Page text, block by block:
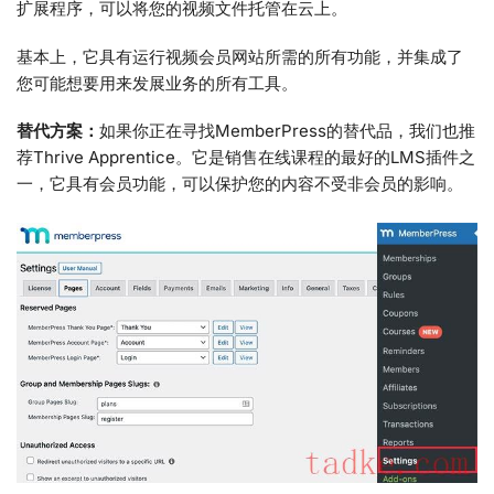
扩展程序，可以将您的视频文件托管在云上。
基本上，它具有运行视频会员网站所需的所有功能，并集成了
您可能想要用来发展业务的所有工具。
替代方案： 如果你正在寻找MemberPress的替代品，我们也推
荐Thrive Apprentice。它是销售在线课程的最好的LMS插件之
一，它具有会员功能，可以保护您的内容不受非会员的影响。